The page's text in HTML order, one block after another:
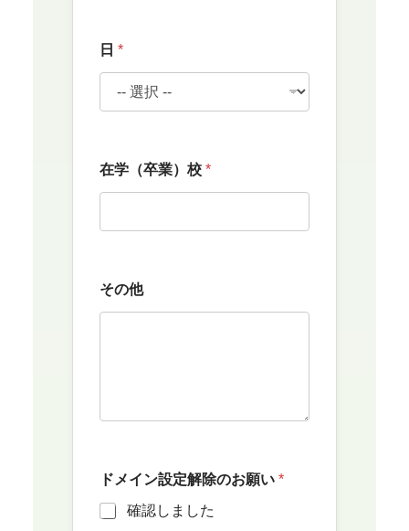
日 *
在学（卒業）校 *
その他
ドメイン設定解除のお願い *
確認しました